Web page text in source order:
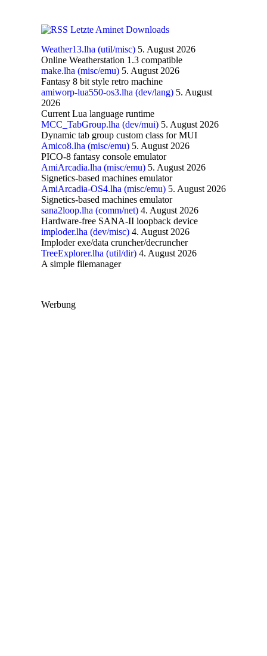
Letzte Aminet Downloads
Weather13.lha (util/misc) 5. August 2026
Online Weatherstation 1.3 compatible
make.lha (misc/emu) 5. August 2026
Fantasy 8 bit style retro machine
amiworp-lua550-os3.lha (dev/lang) 5. August
2026
Current Lua language runtime
MCC_TabGroup.lha (dev/mui) 5. August 2026
Dynamic tab group custom class for MUI
Amico8.lha (misc/emu) 5. August 2026
PICO-8 fantasy console emulator
AmiArcadia.lha (misc/emu) 5. August 2026
Signetics-based machines emulator
AmiArcadia-OS4.lha (misc/emu) 5. August 2026
Signetics-based machines emulator
sana2loop.lha (comm/net) 4. August 2026
Hardware-free SANA-II loopback device
imploder.lha (dev/misc) 4. August 2026
Imploder exe/data cruncher/decruncher
TreeExplorer.lha (util/dir) 4. August 2026
A simple filemanager
Werbung